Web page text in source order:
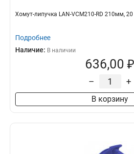
Хомут-липучка LAN-VCM210-RD 210мм,
Подробнее
Наличие: В наличии
636,00 ₽
– +
В корзину